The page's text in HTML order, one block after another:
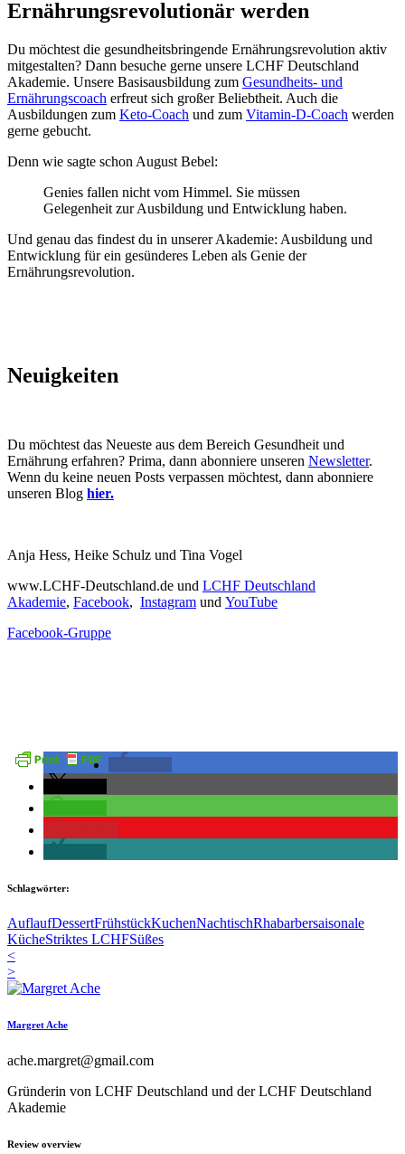
Ernährungsrevolutionär werden
Du möchtest die gesundheitsbringende Ernährungsrevolution aktiv
mitgestalten? Dann besuche gerne unsere LCHF Deutschland
Akademie. Unsere Basisausbildung zum Gesundheits- und
Ernährungscoach erfreut sich großer Beliebtheit. Auch die
Ausbildungen zum Keto-Coach und zum Vitamin-D-Coach werden
gerne gebucht.
Denn wie sagte schon August Bebel:
Genies fallen nicht vom Himmel. Sie müssen
Gelegenheit zur Ausbildung und Entwicklung haben.
Und genau das findest du in unserer Akademie: Ausbildung und
Entwicklung für ein gesünderes Leben als Genie der
Ernährungsrevolution.
Neuigkeiten
Du möchtest das Neueste aus dem Bereich Gesundheit und
Ernährung erfahren? Prima, dann abonniere unseren Newsletter.
Wenn du keine neuen Posts verpassen möchtest, dann abonniere
unseren Blog hier.
Anja Hess, Heike Schulz und Tina Vogel
www.LCHF-Deutschland.de und LCHF Deutschland
Akademie, Facebook, Instagram und YouTube
Facebook-Gruppe
Schlagwörter:
AuflaufDessertFrühstückKuchenNachtischRhabarbersaisonale
KücheStriktes LCHFSüßes
<
>
Margret Ache
ache.margret@gmail.com
Gründerin von LCHF Deutschland und der LCHF Deutschland
Akademie
Review overview